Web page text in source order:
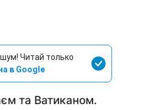
Читай только
в Google
та Ватиканом.